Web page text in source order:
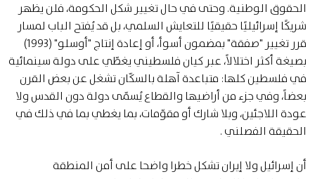
الحقوق الوطنية. وحتى في حال تغيير شكل الحكومة، فلن يظهر
شريكًا إسرائيليًا حقيقيًا للتعايش السلمي، بل قد يُفتح الباب لمسار
قرر تغيير "صفقة" بمضمون أسوأ، أو إعادة إنتاج "أوسلو" (1993)
بصيغة أكثر اختلالاً، عبر كيان فلسطيني يغطّي على دولة سينمائية
في فلسطين كلها: متباعدة آهلة بالسكّان تشغل عن بعض القرن
بعضاً، وفي جزء من أراضيها والقطاع يُسمّى دولة دون القدس ولا
عودة اللاجئين، وبلا شارك أو مقوّمات، بما يغطي بما في ذلك في
الحقيقة الفصلني .
أن إسرائيل ولا إيران تشكل خطرا واضحا على أمن المنطقة